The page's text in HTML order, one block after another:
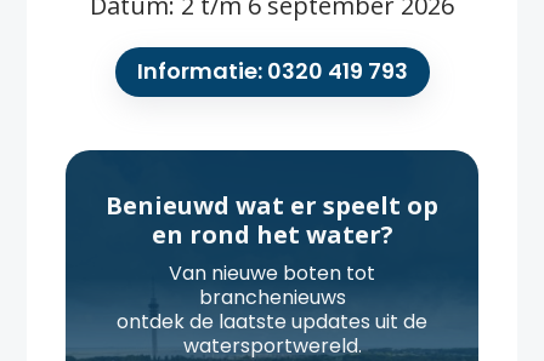
Informatie: 0320 419 793
Benieuwd wat er speelt op
en rond het water?
Van nieuwe boten tot
branchenieuws
ontdek de laatste updates uit de
watersportwereld.